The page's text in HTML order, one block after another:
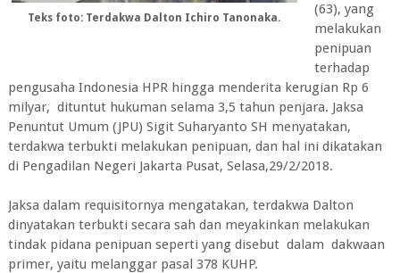
Teks foto: Terdakwa Dalton Ichiro Tanonaka.
(63), yang
melakukan
penipuan
terhadap
pengusaha Indonesia HPR hingga menderita kerugian Rp 6
milyar, dituntut hukuman selama 3,5 tahun penjara. Jaksa
Penuntut Umum (JPU) Sigit Suharyanto SH menyatakan,
terdakwa terbukti melakukan penipuan, dan hal ini dikatakan
di Pengadilan Negeri Jakarta Pusat, Selasa,29/2/2018.
Jaksa dalam requisitornya mengatakan, terdakwa Dalton
dinyatakan terbukti secara sah dan meyakinkan melakukan
tindak pidana penipuan seperti yang disebut dalam dakwaan
primer, yaitu melanggar pasal 378 KUHP.